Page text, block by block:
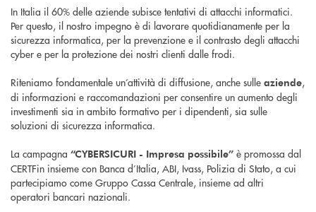
In Italia il 60% delle aziende subisce tentativi di attacchi informatici.
Per questo, il nostro impegno è di lavorare quotidianamente per la
sicurezza informatica, per la prevenzione e il contrasto degli attacchi
cyber e per la protezione dei nostri clienti dalle frodi.
Riteniamo fondamentale un’attività di diffusione, anche sulle aziende,
di informazioni e raccomandazioni per consentire un aumento degli
investimenti sia in ambito formativo per i dipendenti, sia sulle
soluzioni di sicurezza informatica.
La campagna “CYBERSICURI - Impresa possibile” è promossa dal
CERTFin insieme con Banca d’Italia, ABI, Ivass, Polizia di Stato, a cui
partecipiamo come Gruppo Cassa Centrale, insieme ad altri
operatori bancari nazionali.